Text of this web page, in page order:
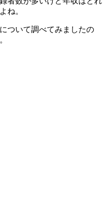
ね。
ついて調べてみましたの